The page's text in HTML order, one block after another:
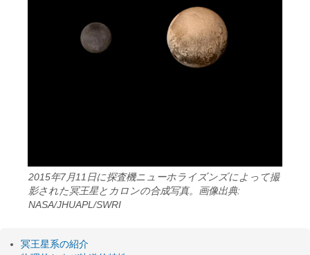
2015年7月11日に探査機ニューホライズンズによって撮
影された冥王星とカロンの合成写真。画像出典:
NASA/JHUAPL/SWRI
冥王星系の紹介